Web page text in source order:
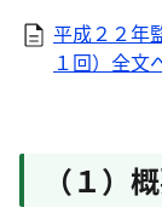
平成２２年
１回）全文
（１）